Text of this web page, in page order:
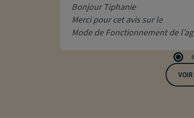
Bonjour Tiphanie
Merci pour cet avis sur le
Mode de Fonctionnement de